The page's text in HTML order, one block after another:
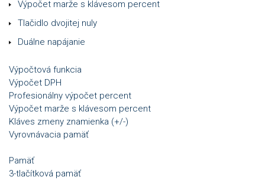
Výpočet marže s klávesom percent
Tlačidlo dvojitej nuly
Duálne napájanie
Výpočtová funkcia
Výpočet DPH
Profesionálny výpočet percent
Výpočet marže s klávesom percent
Kláves zmeny znamienka (+/-)
Vyrovnávacia pamäť
Pamäť
3-tlačítková pamäť